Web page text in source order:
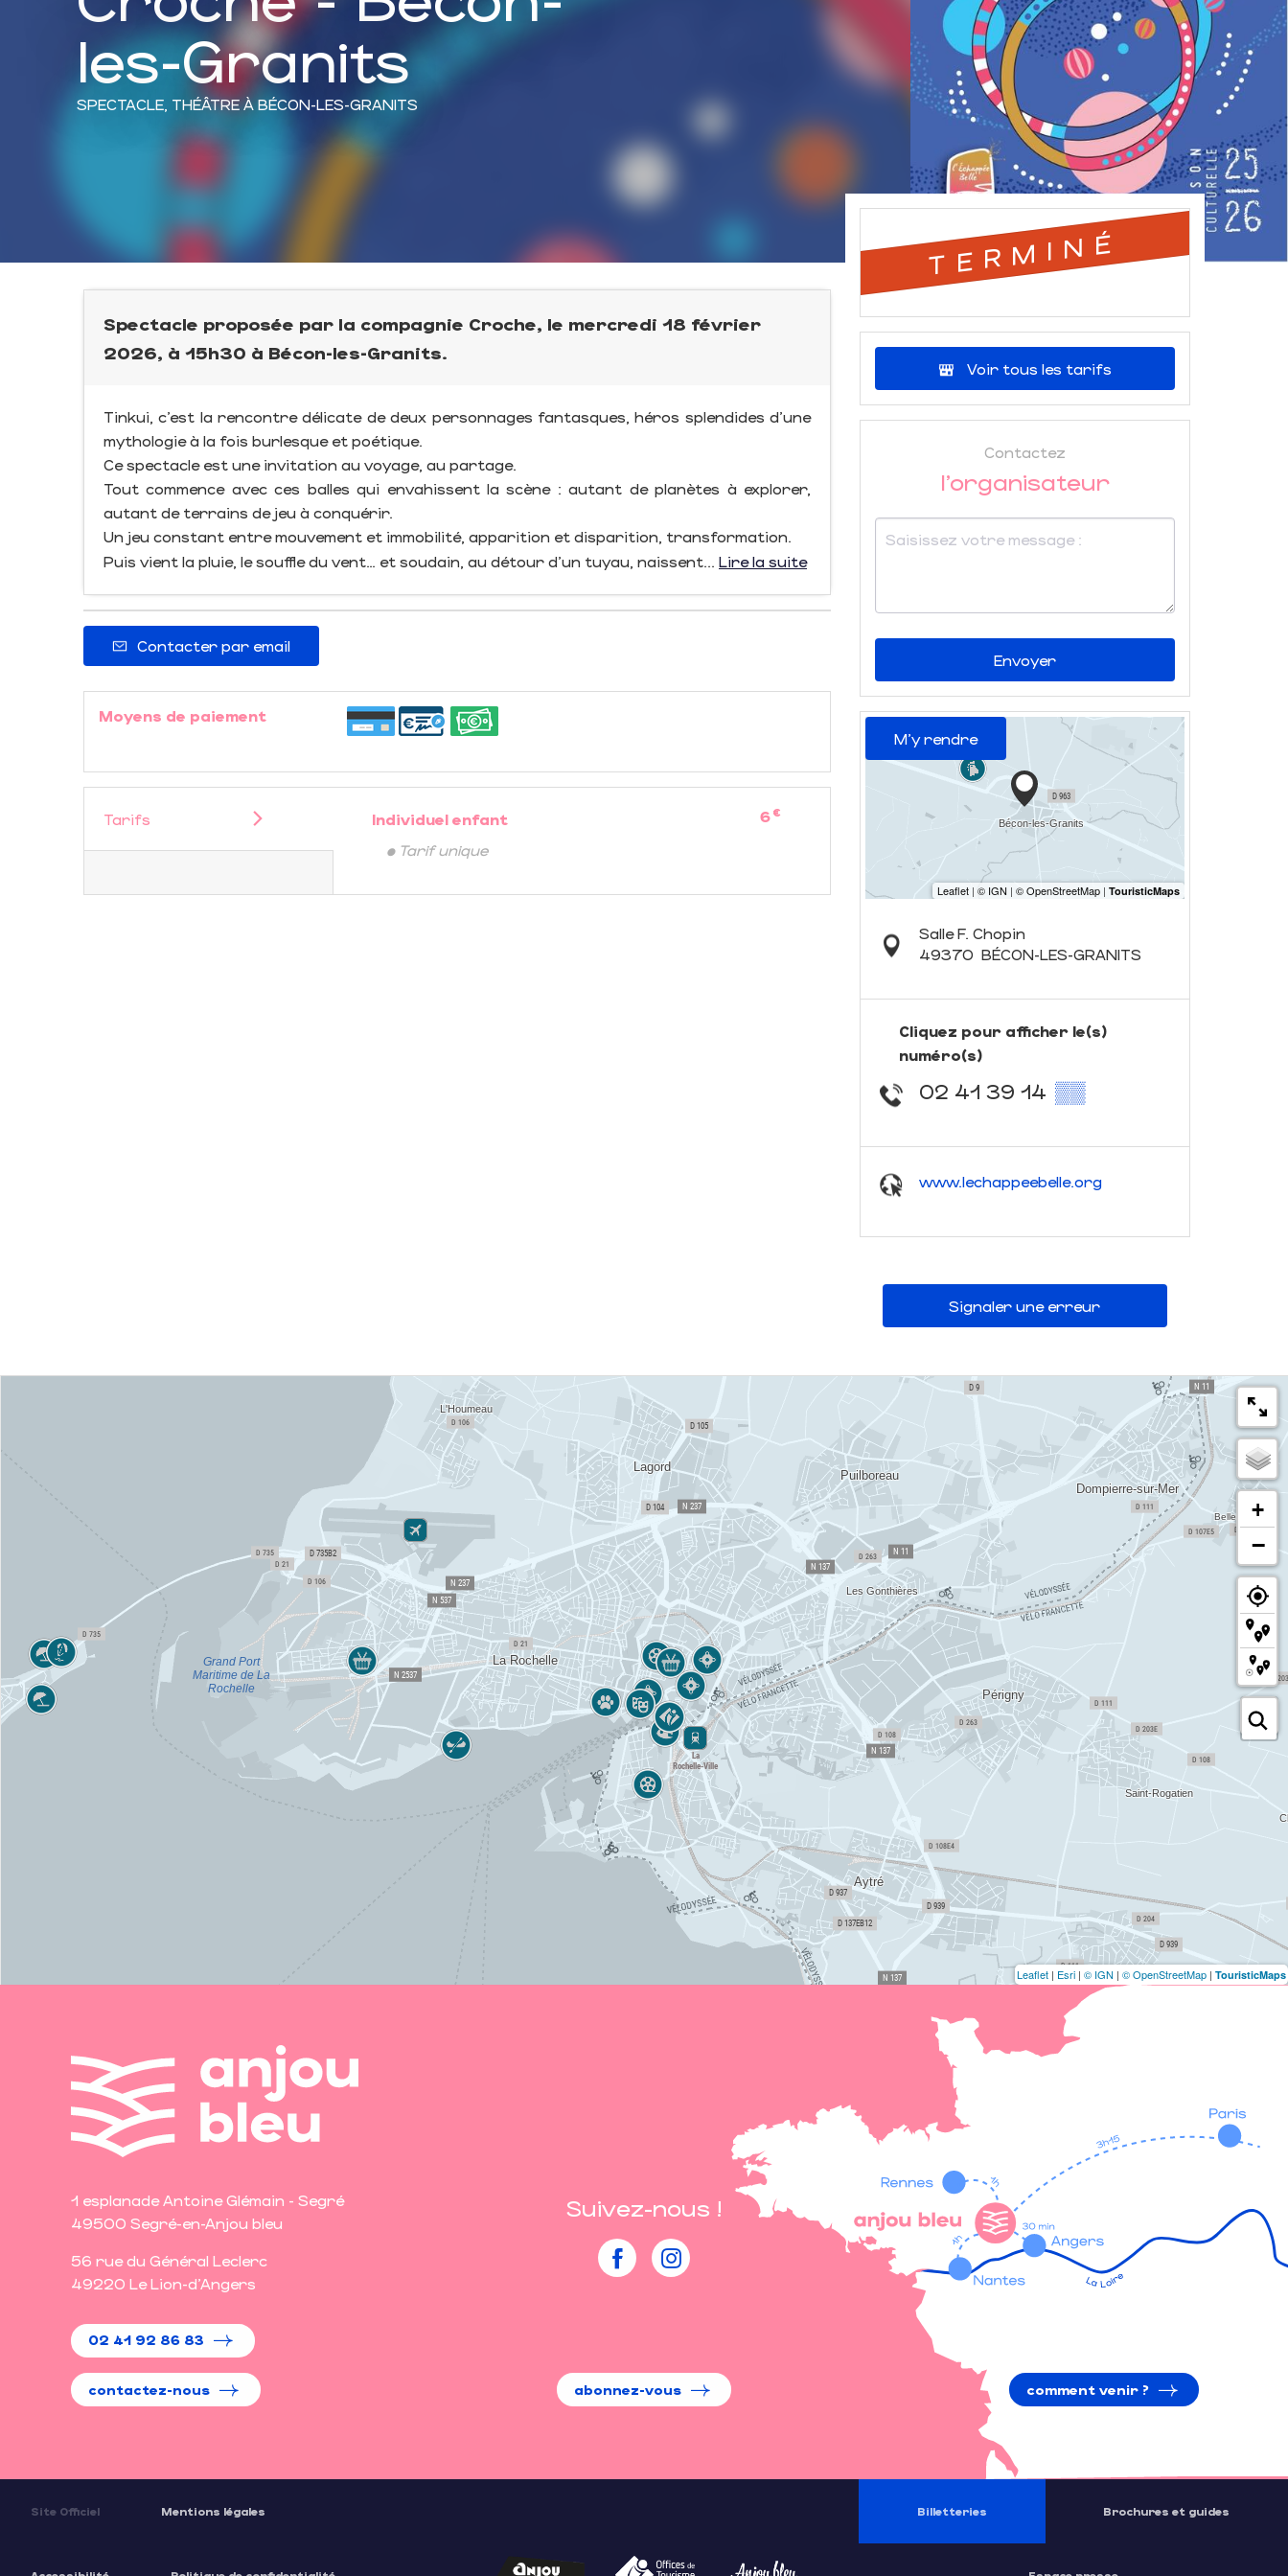
les-Granits
SPECTACLE, THÉÂTRE À BÉCON-LES-GRANITS
Spectacle proposée par la compagnie Croche, le mercredi 18 février
2026, à 15h30 à Bécon-les-Granits.
Tinkui, c’est la rencontre délicate de deux personnages fantasques, héros splendides d’une
mythologie à la fois burlesque et poétique.
Ce spectacle est une invitation au voyage, au partage.
Tout commence avec ces balles qui envahissent la scène : autant de planètes à explorer,
autant de terrains de jeu à conquérir.
Un jeu constant entre mouvement et immobilité, apparition et disparition, transformation.
Puis vient la pluie, le souffle du vent… et soudain, au détour d’un tuyau, naissent... Lire la suite
Contacter par email
Moyens de paiement
Tarifs Individuel enfant 6 €
• Tarif unique
TERMINÉ
Voir tous les tarifs
Contactez
l'organisateur
Envoyer
M'y rendre
Salle F. Chopin
49370 BÉCON-LES-GRANITS
Cliquez pour afficher le(s)
numéro(s)
02 41 39 14 ▒▒
www.lechappeebelle.org
Signaler une erreur
+
−
Leaflet | Esri | © IGN | © OpenStreetMap | TouristicMaps
1 esplanade Antoine Glémain - Segré
49500 Segré-en-Anjou bleu
56 rue du Général Leclerc
49220 Le Lion-d'Angers
02 41 92 86 83
contactez-nous
Suivez-nous !
abonnez-vous comment venir ?
Site Officiel Mentions légales Billetteries Brochures et guides